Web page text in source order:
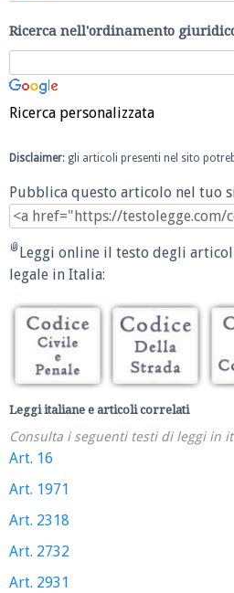
Ricerca nell'ordinamento
Ricerca personalizzata
Disclaimer: gli articoli presenti nel sito
Pubblica questo articolo nel tuo
Leggi online il testo degli
legale in Italia:
Leggi italiane e articoli correlati
Consulta i seguenti testi di leggi in
Art. 16
Art. 1971
Art. 2318
Art. 2732
Art. 2931